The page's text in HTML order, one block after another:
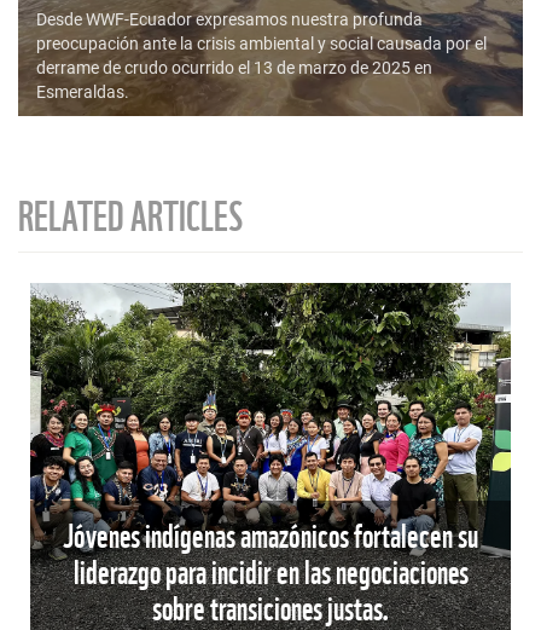
Desde WWF-Ecuador expresamos nuestra profunda
preocupación ante la crisis ambiental y social causada por el
derrame de crudo ocurrido el 13 de marzo de 2025 en
Esmeraldas.
RELATED ARTICLES
Jóvenes indígenas amazónicos fortalecen su
liderazgo para incidir en las negociaciones
sobre transiciones justas.